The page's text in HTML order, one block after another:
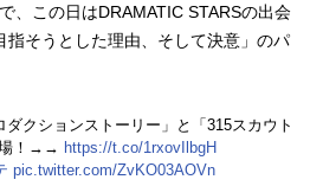
、この日はDRAMATIC STARSの出会
指そうとした理由、そして決意」のパ
ダクションストーリー」と「315スカウト
場！→→ https://t.co/1rxovIlbgH
pic.twitter.com/ZvKO03AOVn